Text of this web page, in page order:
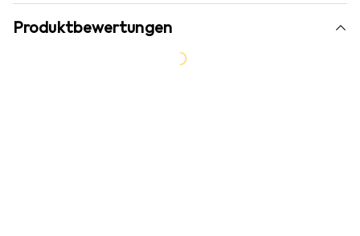
Produktbewertungen